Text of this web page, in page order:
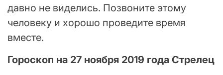
давно не виделись. Позвоните этому
человеку и хорошо проведите время
вместе.
Гороскоп на 27 ноября 2019 года Стрелец